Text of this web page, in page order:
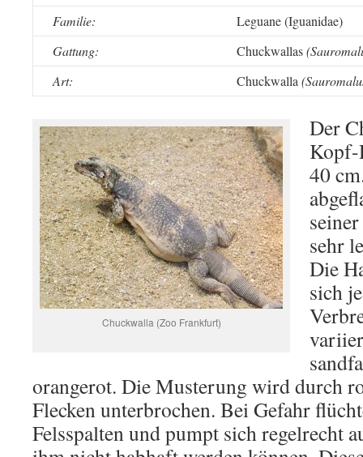
Familie:
Leguane (Iguanidae)
Gattung:
Chuckwallas
Art:
Chuckwalla
Chuckwalla (Zoo Frankfurt)
Der
Kopf-
40
sehr
Die
sich
orangerot. Die Musterung wird durch
Flecken unterbrochen. Bei Gefahr
Felsspalten und pumpt sich regelrecht